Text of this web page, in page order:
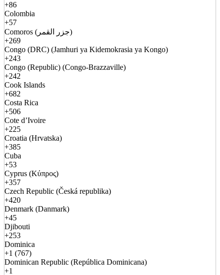
+86
Colombia
+57
Comoros (جزر القمر)
+269
Congo (DRC) (Jamhuri ya Kidemokrasia ya Kongo)
+243
Congo (Republic) (Congo-Brazzaville)
+242
Cook Islands
+682
Costa Rica
+506
Cote d’Ivoire
+225
Croatia (Hrvatska)
+385
Cuba
+53
Cyprus (Κύπρος)
+357
Czech Republic (Česká republika)
+420
Denmark (Danmark)
+45
Djibouti
+253
Dominica
+1 (767)
Dominican Republic (República Dominicana)
+1